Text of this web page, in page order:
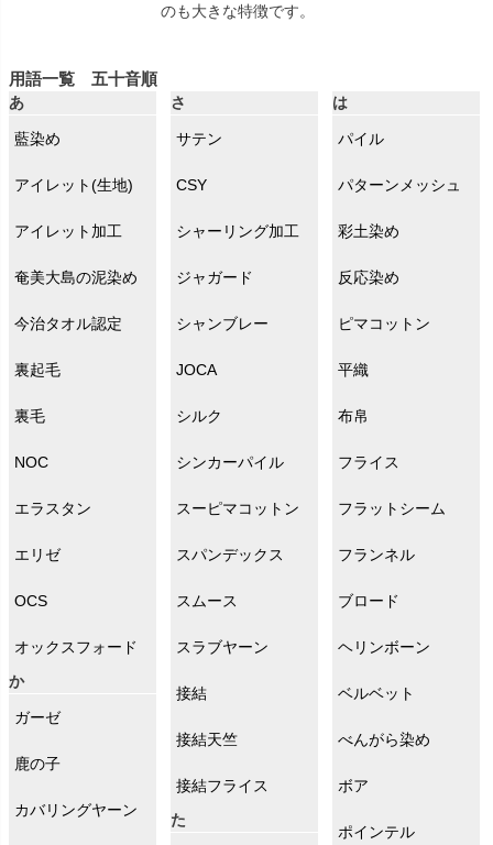
のも大きな特徴です。
用語一覧 五十音順
あ
藍染め
アイレット(生地)
アイレット加工
奄美大島の泥染め
今治タオル認定
裏起毛
裏毛
NOC
エラスタン
エリゼ
OCS
オックスフォード
か
ガーゼ
鹿の子
カバリングヤーン
さ
サテン
CSY
シャーリング加工
ジャガード
シャンブレー
JOCA
シルク
シンカーパイル
スーピマコットン
スパンデックス
スムース
スラブヤーン
接結
接結天竺
接結フライス
た
は
パイル
パターンメッシュ
彩土染め
反応染め
ピマコットン
平織
布帛
フライス
フラットシーム
フランネル
ブロード
ヘリンボーン
ベルベット
べんがら染め
ボア
ポインテル